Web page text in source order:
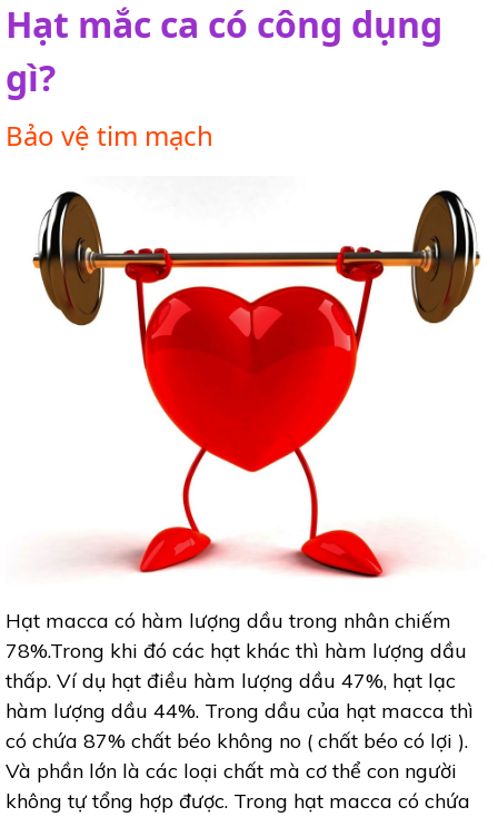
Hạt mắc ca có công dụng
gì?
Bảo vệ tim mạch
Hạt macca có hàm lượng dầu trong nhân chiếm
78%.Trong khi đó các hạt khác thì hàm lượng dầu
thấp. Ví dụ hạt điều hàm lượng dầu 47%, hạt lạc
hàm lượng dầu 44%. Trong dầu của hạt macca thì
có chứa 87% chất béo không no ( chất béo có lợi ).
Và phần lớn là các loại chất mà cơ thể con người
không tự tổng hợp được. Trong hạt macca có chứa